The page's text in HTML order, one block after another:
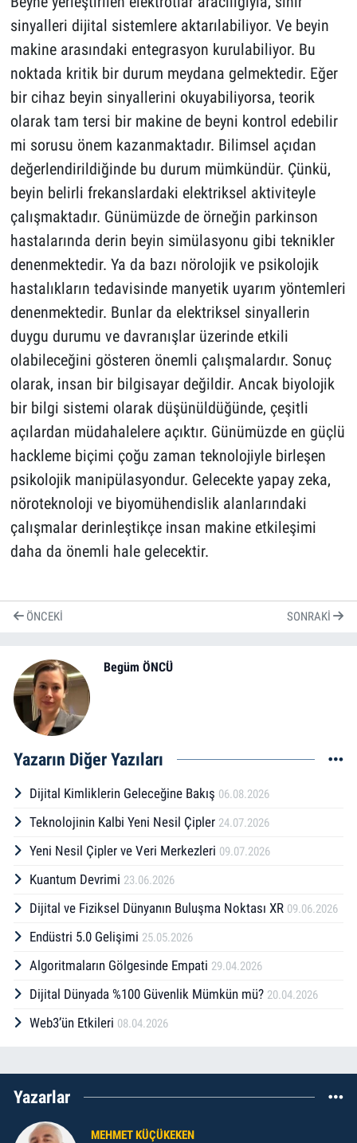
sinyalleri dijital sistemlere aktarılabiliyor. Ve beyin
makine arasındaki entegrasyon kurulabiliyor. Bu
noktada kritik bir durum meydana gelmektedir. Eğer
bir cihaz beyin sinyallerini okuyabiliyorsa, teorik
olarak tam tersi bir makine de beyni kontrol edebilir
mi sorusu önem kazanmaktadır. Bilimsel açıdan
değerlendirildiğinde bu durum mümkündür. Çünkü,
beyin belirli frekanslardaki elektriksel aktiviteyle
çalışmaktadır. Günümüzde de örneğin parkinson
hastalarında derin beyin simülasyonu gibi teknikler
denenmektedir. Ya da bazı nörolojik ve psikolojik
hastalıkların tedavisinde manyetik uyarım yöntemleri
denenmektedir. Bunlar da elektriksel sinyallerin
duygu durumu ve davranışlar üzerinde etkili
olabileceğini gösteren önemli çalışmalardır. Sonuç
olarak, insan bir bilgisayar değildir. Ancak biyolojik
bir bilgi sistemi olarak düşünüldüğünde, çeşitli
açılardan müdahalelere açıktır. Günümüzde en güçlü
hackleme biçimi çoğu zaman teknolojiyle birleşen
psikolojik manipülasyondur. Gelecekte yapay zeka,
nöroteknoloji ve biyomühendislik alanlarındaki
çalışmalar derinleştikçe insan makine etkileşimi
daha da önemli hale gelecektir.
ÖNCEKI SONRAKI
Begüm ÖNCÜ
Yazarın Diğer Yazıları
Dijital Kimliklerin Geleceğine Bakış 06.08.2026
Teknolojinin Kalbi Yeni Nesil Çipler 24.07.2026
Yeni Nesil Çipler ve Veri Merkezleri 09.07.2026
Kuantum Devrimi 23.06.2026
Dijital ve Fiziksel Dünyanın Buluşma Noktası XR 09.06.2026
Endüstri 5.0 Gelişimi 25.05.2026
Algoritmaların Gölgesinde Empati 29.04.2026
Dijital Dünyada %100 Güvenlik Mümkün mü? 20.04.2026
Web3’ün Etkileri 08.04.2026
Yazarlar
MEHMET KÜÇÜKEKEN